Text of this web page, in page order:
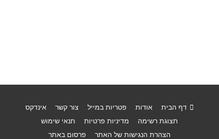
דף הבית אודות פטריות במייל צור קשר
אינדקס
תצוגת רשימה
מדיניות פרטיות
תנאי שימוש
הצהרת הנגישות של האתר
פרסום באתר